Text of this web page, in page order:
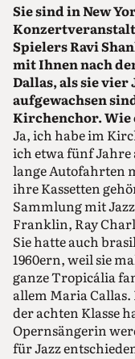
Sie sind in New
Spielers Ravi
mit Ihnen nach
Dallas, als sie vier
aufgewachsen
Kirchenchor. Wie
Ja, ich habe im
ich etwa fünf
lange Autofahrten
ihre Kassetten
Sammlung mit
Franklin, Ray
Sie hatte auch
1960ern, weil sie
ganze Tropicália
allem Maria
der achten Klasse
Opernsängerin
für Jazz